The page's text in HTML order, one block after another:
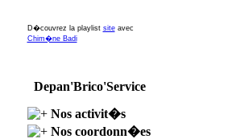
D�couvrez la playlist siteavec
Chim�ne Badi
Depan'Brico'Service
Nos activit�s
Nos coordonn�es